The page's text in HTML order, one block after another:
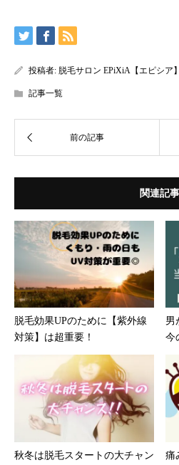
投稿者: 脱毛サロン EPiXiA【エピシア】
記事一覧
関連記事
脱毛効果UPのために【紫外線
対策】は超重要！
男
今
秋冬は脱毛スタートの大チャン
痛